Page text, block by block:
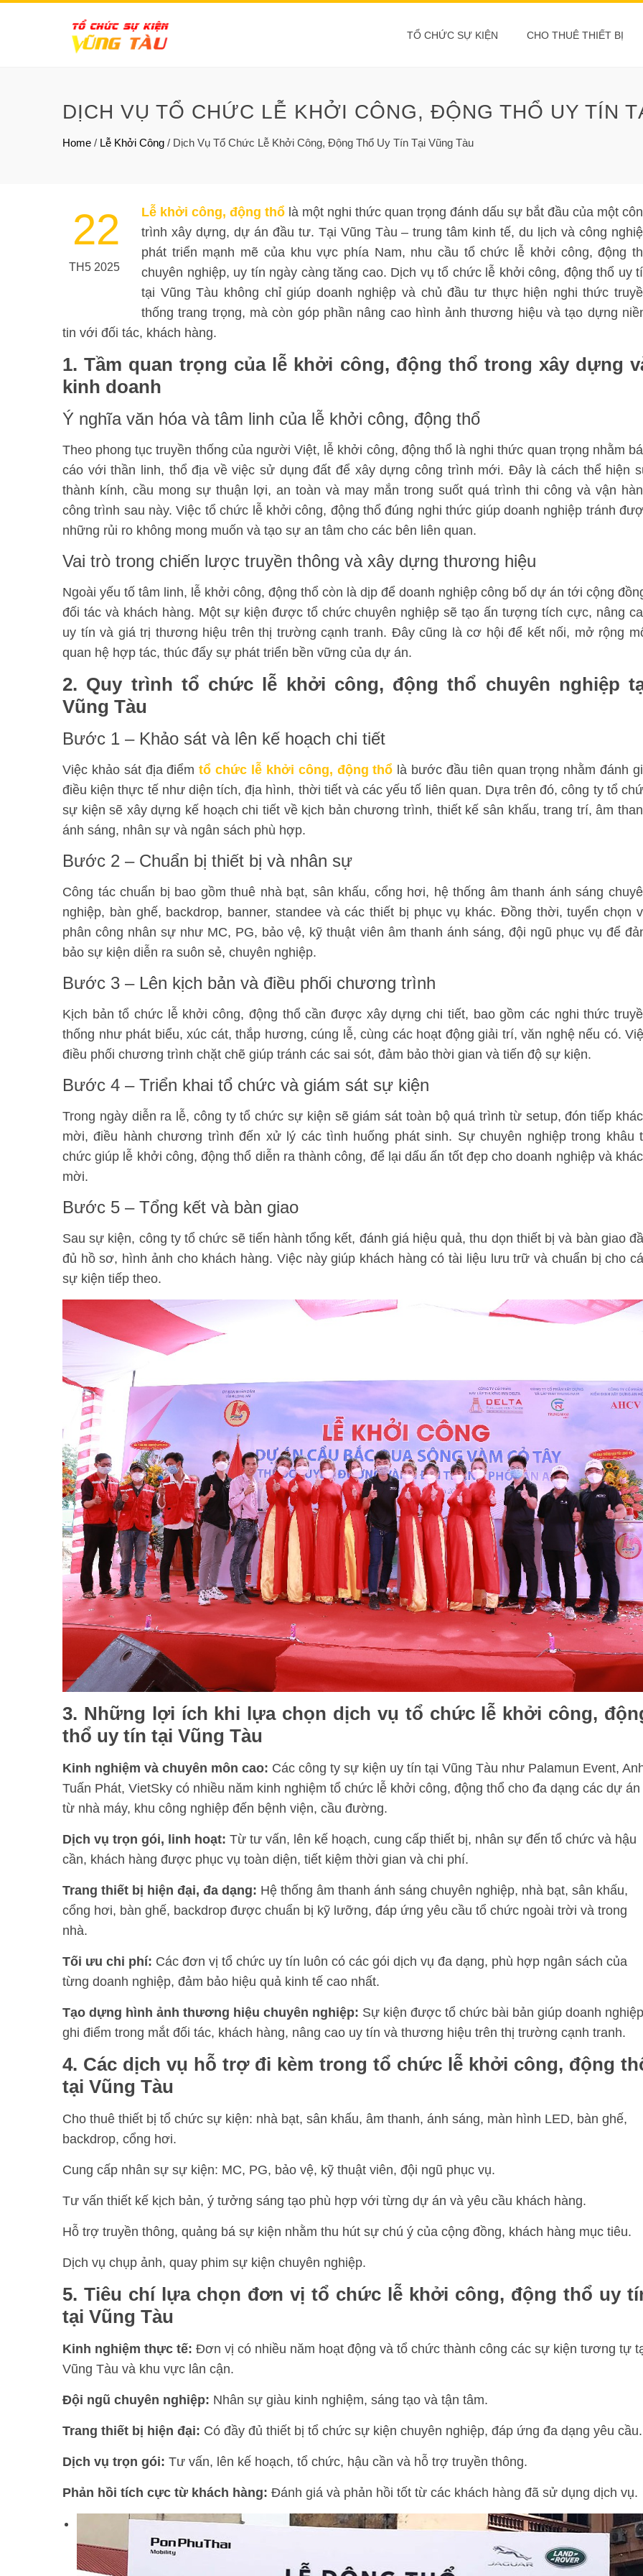
TỔ CHỨC SỰ KIỆN CHO THUÊ THIẾT BỊ
DỊCH VỤ TỔ CHỨC LỄ KHỞI CÔNG, ĐỘNG THỔ UY TÍN
Home / Lễ Khởi Công / Dịch Vụ Tổ Chức Lễ Khởi Công, Động Thổ Uy Tín Tại Vũng Tàu
22
TH5 2025
Lễ khởi công, động thổ là một nghi thức quan trọng đánh dấu sự bắt đầu của một
trình xây dựng, dự án đầu tư. Tại Vũng Tàu – trung tâm kinh tế, du lịch và công
phát triển mạnh mẽ của khu vực phía Nam, nhu cầu tổ chức lễ khởi công, động
chuyên nghiệp, uy tín ngày càng tăng cao. Dịch vụ tổ chức lễ khởi công, động thổ uy
tại Vũng Tàu không chỉ giúp doanh nghiệp và chủ đầu tư thực hiện nghi thức
thống trang trọng, mà còn góp phần nâng cao hình ảnh thương hiệu và tạo dựng
tin với đối tác, khách hàng.
1. Tầm quan trọng của lễ khởi công, động thổ trong xây dựng
kinh doanh
Ý nghĩa văn hóa và tâm linh của lễ khởi công, động thổ
Theo phong tục truyền thống của người Việt, lễ khởi công, động thổ là nghi thức quan trọng nhằm
cáo với thần linh, thổ địa về việc sử dụng đất để xây dựng công trình mới. Đây là cách thể hiện
thành kính, cầu mong sự thuận lợi, an toàn và may mắn trong suốt quá trình thi công và vận
công trình sau này. Việc tổ chức lễ khởi công, động thổ đúng nghi thức giúp doanh nghiệp tránh
những rủi ro không mong muốn và tạo sự an tâm cho các bên liên quan.
Vai trò trong chiến lược truyền thông và xây dựng thương hiệu
Ngoài yếu tố tâm linh, lễ khởi công, động thổ còn là dịp để doanh nghiệp công bố dự án tới cộng
đối tác và khách hàng. Một sự kiện được tổ chức chuyên nghiệp sẽ tạo ấn tượng tích cực, nâng
uy tín và giá trị thương hiệu trên thị trường cạnh tranh. Đây cũng là cơ hội để kết nối, mở rộng
quan hệ hợp tác, thúc đẩy sự phát triển bền vững của dự án.
2. Quy trình tổ chức lễ khởi công, động thổ chuyên nghiệp
Vũng Tàu
Bước 1 – Khảo sát và lên kế hoạch chi tiết
Việc khảo sát địa điểmtổ chức lễ khởi công, động thổ là bước đầu tiên quan trọng nhằm đánh
điều kiện thực tế như diện tích, địa hình, thời tiết và các yếu tố liên quan. Dựa trên đó, công ty tổ
sự kiện sẽ xây dựng kế hoạch chi tiết về kịch bản chương trình, thiết kế sân khấu, trang trí, âm
ánh sáng, nhân sự và ngân sách phù hợp.
Bước 2 – Chuẩn bị thiết bị và nhân sự
Công tác chuẩn bị bao gồm thuê nhà bạt, sân khấu, cổng hơi, hệ thống âm thanh ánh sáng
nghiệp, bàn ghế, backdrop, banner, standee và các thiết bị phục vụ khác. Đồng thời, tuyển chọn
phân công nhân sự như MC, PG, bảo vệ, kỹ thuật viên âm thanh ánh sáng, đội ngũ phục vụ để
bảo sự kiện diễn ra suôn sẻ, chuyên nghiệp.
Bước 3 – Lên kịch bản và điều phối chương trình
Kịch bản tổ chức lễ khởi công, động thổ cần được xây dựng chi tiết, bao gồm các nghi thức
thống như phát biểu, xúc cát, thắp hương, cúng lễ, cùng các hoạt động giải trí, văn nghệ nếu có.
điều phối chương trình chặt chẽ giúp tránh các sai sót, đảm bảo thời gian và tiến độ sự kiện.
Bước 4 – Triển khai tổ chức và giám sát sự kiện
Trong ngày diễn ra lễ, công ty tổ chức sự kiện sẽ giám sát toàn bộ quá trình từ setup, đón tiếp
mời, điều hành chương trình đến xử lý các tình huống phát sinh. Sự chuyên nghiệp trong khâu
chức giúp lễ khởi công, động thổ diễn ra thành công, để lại dấu ấn tốt đẹp cho doanh nghiệp và
mời.
Bước 5 – Tổng kết và bàn giao
Sau sự kiện, công ty tổ chức sẽ tiến hành tổng kết, đánh giá hiệu quả, thu dọn thiết bị và bàn giao
đủ hồ sơ, hình ảnh cho khách hàng. Việc này giúp khách hàng có tài liệu lưu trữ và chuẩn bị cho
sự kiện tiếp theo.
3. Những lợi ích khi lựa chọn dịch vụ tổ chức lễ khởi công,
thổ uy tín tại Vũng Tàu
Kinh nghiệm và chuyên môn cao: Các công ty sự kiện uy tín tại Vũng Tàu như Palamun Event,
Tuấn Phát, VietSky có nhiều năm kinh nghiệm tổ chức lễ khởi công, động thổ cho đa dạng các dự án
từ nhà máy, khu công nghiệp đến bệnh viện, cầu đường.
Dịch vụ trọn gói, linh hoạt: Từ tư vấn, lên kế hoạch, cung cấp thiết bị, nhân sự đến tổ chức và hậu
cần, khách hàng được phục vụ toàn diện, tiết kiệm thời gian và chi phí.
Trang thiết bị hiện đại, đa dạng: Hệ thống âm thanh ánh sáng chuyên nghiệp, nhà bạt, sân khấu,
cổng hơi, bàn ghế, backdrop được chuẩn bị kỹ lưỡng, đáp ứng yêu cầu tổ chức ngoài trời và trong
nhà.
Tối ưu chi phí: Các đơn vị tổ chức uy tín luôn có các gói dịch vụ đa dạng, phù hợp ngân sách của
từng doanh nghiệp, đảm bảo hiệu quả kinh tế cao nhất.
Tạo dựng hình ảnh thương hiệu chuyên nghiệp: Sự kiện được tổ chức bài bản giúp doanh nghiệp
ghi điểm trong mắt đối tác, khách hàng, nâng cao uy tín và thương hiệu trên thị trường cạnh tranh.
4. Các dịch vụ hỗ trợ đi kèm trong tổ chức lễ khởi công, động
tại Vũng Tàu
Cho thuê thiết bị tổ chức sự kiện: nhà bạt, sân khấu, âm thanh, ánh sáng, màn hình LED, bàn ghế,
backdrop, cổng hơi.
Cung cấp nhân sự sự kiện: MC, PG, bảo vệ, kỹ thuật viên, đội ngũ phục vụ.
Tư vấn thiết kế kịch bản, ý tưởng sáng tạo phù hợp với từng dự án và yêu cầu khách hàng.
Hỗ trợ truyền thông, quảng bá sự kiện nhằm thu hút sự chú ý của cộng đồng, khách hàng mục tiêu.
Dịch vụ chụp ảnh, quay phim sự kiện chuyên nghiệp.
5. Tiêu chí lựa chọn đơn vị tổ chức lễ khởi công, động thổ uy
tại Vũng Tàu
Kinh nghiệm thực tế: Đơn vị có nhiều năm hoạt động và tổ chức thành công các sự kiện tương tự
Vũng Tàu và khu vực lân cận.
Đội ngũ chuyên nghiệp: Nhân sự giàu kinh nghiệm, sáng tạo và tận tâm.
Trang thiết bị hiện đại: Có đầy đủ thiết bị tổ chức sự kiện chuyên nghiệp, đáp ứng đa dạng yêu cầu.
Dịch vụ trọn gói: Tư vấn, lên kế hoạch, tổ chức, hậu cần và hỗ trợ truyền thông.
Phản hồi tích cực từ khách hàng: Đánh giá và phản hồi tốt từ các khách hàng đã sử dụng dịch vụ.